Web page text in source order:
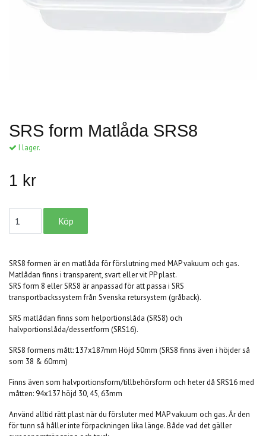
SRS form Matlåda SRS8
I lager.
1 kr
SRS8 formen är en matlåda för förslutning med MAP vakuum och gas.
Matlådan finns i transparent, svart eller vit PP plast.
SRS form 8 eller SRS8 är anpassad för att passa i SRS
transportbackssystem från Svenska retursystem (gråback).
SRS matlådan finns som helportionslåda (SRS8) och
halvportionslåda/dessertform (SRS16).
SRS8 formens mått: 137x187mm Höjd 50mm (SRS8 finns även i höjder så
som 38 & 60mm)
Finns även som halvportionsform/tillbehörsform och heter då SRS16 med
måtten: 94x137 höjd 30, 45, 63mm
Använd alltid rätt plast när du försluter med MAP vakuum och gas. Är den
för tunn så håller inte förpackningen lika länge. Både vad det gäller